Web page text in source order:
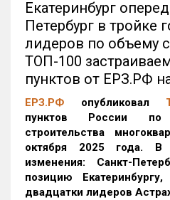
Екатеринбург
Петербург в тройке
лидеров по объему
ТОП-100
пунктов от ЕРЗ.РФ
ЕРЗ.РФ опубликовал
пунктов России по
строительства
октября 2025 года.
изменения: Санкт-
позицию
двадцатки лидеров